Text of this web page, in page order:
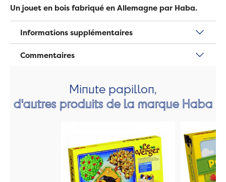
Un jouet en bois fabriqué en Allemagne par Haba.
Informations supplémentaires
Commentaires
Minute papillon,
d'autres produits de la marque Haba